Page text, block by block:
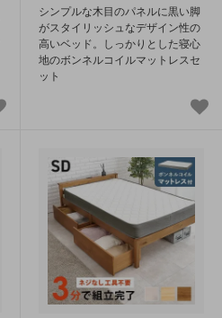
シンプルな木目のパネルに黒い脚
がスタイリッシュなデザイン性の
高いベッド。しっかりとした寝心
地のボンネルコイルマットレスセ
ット